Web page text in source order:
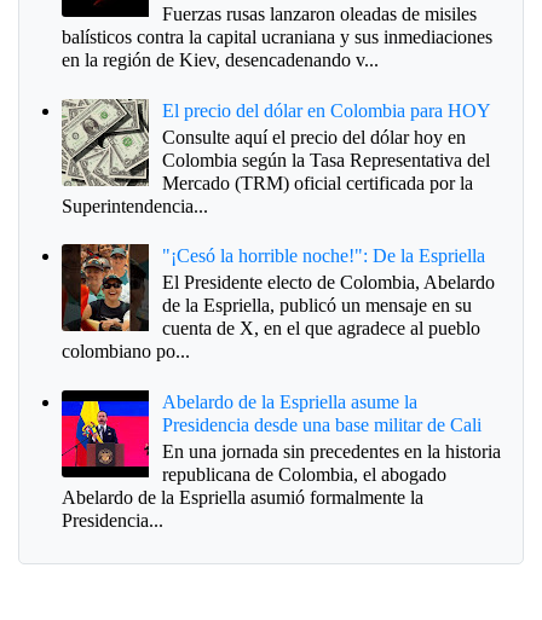
Fuerzas rusas lanzaron oleadas de misiles
balísticos contra la capital ucraniana y sus inmediaciones
en la región de Kiev, desencadenando v...
El precio del dólar en Colombia para HOY
Consulte aquí el precio del dólar hoy en
Colombia según la Tasa Representativa del
Mercado (TRM) oficial certificada por la
Superintendencia...
"¡Cesó la horrible noche!": De la Espriella
El Presidente electo de Colombia, Abelardo
de la Espriella, publicó un mensaje en su
cuenta de X, en el que agradece al pueblo
colombiano po...
Abelardo de la Espriella asume la
Presidencia desde una base militar de Cali
En una jornada sin precedentes en la historia
republicana de Colombia, el abogado
Abelardo de la Espriella asumió formalmente la
Presidencia...